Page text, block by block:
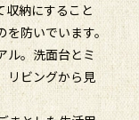
収納にすること
を防いでいます。
ル。洗面台とミ
リビングから見